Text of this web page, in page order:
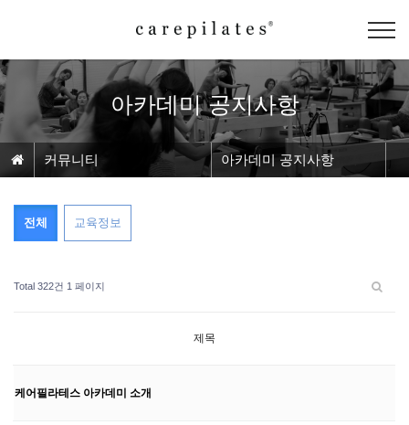
아카데미 공지사항
커뮤니티 아카데미 공지사항
전체 교육정보
Total 322건 1 페이지
제목
케어필라테스 아카데미 소개